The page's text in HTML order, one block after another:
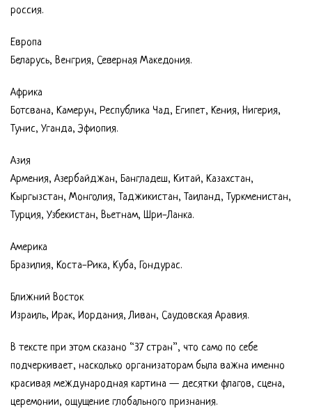
россия.
Европа
Беларусь, Венгрия, Северная Македония.
Африка
Ботсвана, Камерун, Республика Чад, Египет, Кения, Нигерия,
Тунис, Уганда, Эфиопия.
Азия
Армения, Азербайджан, Бангладеш, Китай, Казахстан,
Кыргызстан, Монголия, Таджикистан, Таиланд, Туркменистан,
Турция, Узбекистан, Вьетнам, Шри-Ланка.
Америка
Бразилия, Коста-Рика, Куба, Гондурас.
Ближний Восток
Израиль, Ирак, Иордания, Ливан, Саудовская Аравия.
В тексте при этом сказано “37 стран”, что само по себе
подчеркивает, насколько организаторам была важна именно
красивая международная картина — десятки флагов, сцена,
церемонии, ощущение глобального признания.